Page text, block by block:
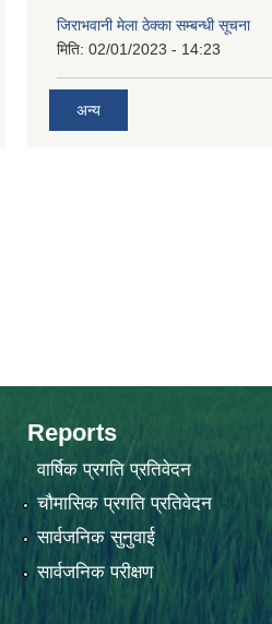
जिराभवानी मेला ठेक्का सम्बन्धी सूचना
मिति: 02/01/2023 - 14:23
अन्य
Reports
वार्षिक प्रगति प्रतिवेदन
चौमासिक प्रगति प्रतिवेदन
सार्वजनिक सुनुवाई
सार्वजनिक परीक्षण